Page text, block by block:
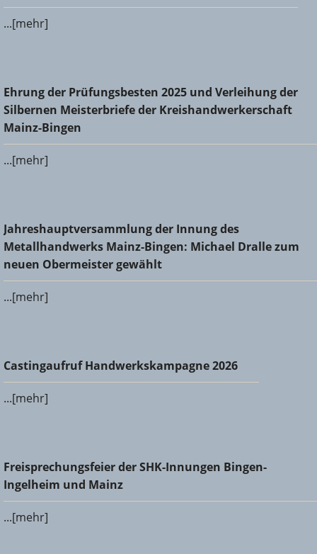
...[mehr]
Ehrung der Prüfungsbesten 2025 und Verleihung der
Silbernen Meisterbriefe der Kreishandwerkerschaft Mainz-
Bingen
Ehrung der Prüfungsbesten 2025 und Verleihung der
Silbernen Meisterbriefe der Kreishandwerkerschaft
Mainz-Bingen
...[mehr]
Jahreshauptversammlung der Innung des
Metallhandwerks Mainz-Bingen: Michael Dralle zum neuen
Obermeister gewählt
Jahreshauptversammlung der Innung des
Metallhandwerks Mainz-Bingen: Michael Dralle zum
neuen Obermeister gewählt
...[mehr]
Castingaufruf Handwerkskampagne 2026
Castingaufruf Handwerkskampagne 2026
...[mehr]
Freisprechungsfeier der SHK-Innungen Bingen-Ingelheim
und Mainz
Freisprechungsfeier der SHK-Innungen Bingen-
Ingelheim und Mainz
...[mehr]